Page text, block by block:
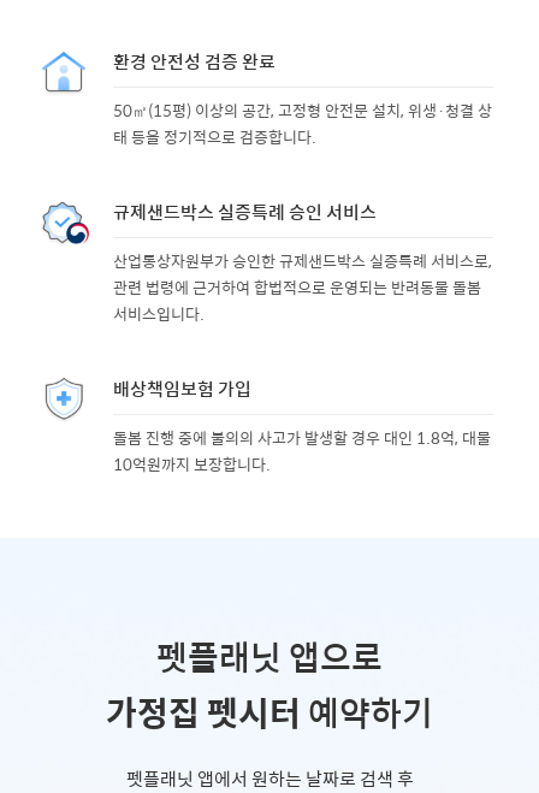
환경 안전성 검증 완료
50㎡(15평) 이상의 공간, 고정형 안전문 설치, 위생·청결 상
태 등을 정기적으로 검증합니다.
규제샌드박스 실증특례 승인 서비스
산업통상자원부가 승인한 규제샌드박스 실증특례 서비스로,
관련 법령에 근거하여 합법적으로 운영되는 반려동물 돌봄
서비스입니다.
배상책임보험 가입
돌봄 진행 중에 불의의 사고가 발생할 경우 대인 1.8억, 대물
10억원까지 보장합니다.
펫플래닛 앱으로
가정집 펫시터 예약하기
펫플래닛 앱에서 원하는 날짜로 검색 후